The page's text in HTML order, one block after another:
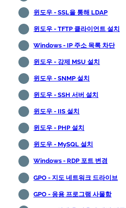
윈도우 - SSL을 통해 LDAP
윈도우 - TFTP 클라이언트 설치
Windows - IP 주소 목록 차단
윈도우 - 강제 MSU 설치
윈도우 - SNMP 설치
윈도우 - SSH 서버 설치
윈도우 - IIS 설치
윈도우 - PHP 설치
윈도우 - MySQL 설치
Windows - RDP 포트 변경
GPO - 지도 네트워크 드라이브
GPO - 응용 프로그램 사물함